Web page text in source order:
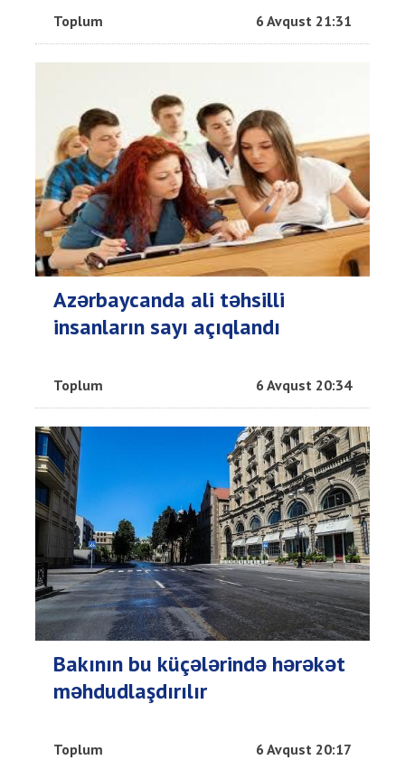
Toplum 6 Avqust 21:31
Azərbaycanda ali təhsilli
insanların sayı açıqlandı
Toplum 6 Avqust 20:34
Bakının bu küçələrində hərəkət
məhdudlaşdırılır
Toplum 6 Avqust 20:17